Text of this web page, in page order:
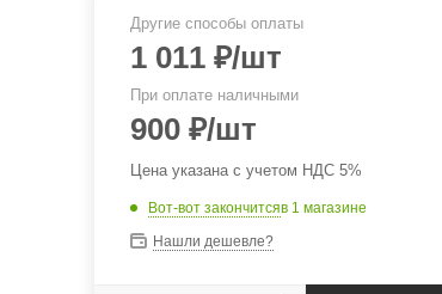
Другие способы оплаты
1 011 ₽/шт
При оплате наличными
900 ₽/шт
Цена указана с учетом НДС 5%
Вот-вот закончитсяв 1 магазине
Нашли дешевле?